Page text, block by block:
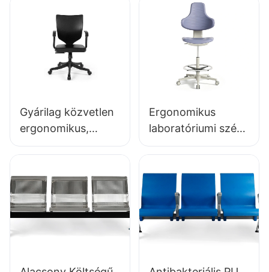
kórházaknak
Gyárilag közvetlen
ergonomikus,
öntött PU habból
IC091 HEWEI ÜLÉS
Ergonomikus
laboratóriumi szék,
tartós PU hab,